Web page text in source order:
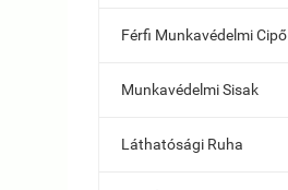
Férfi Munkavédelmi Cipő
Munkavédelmi Sisak
Láthatósági Ruha